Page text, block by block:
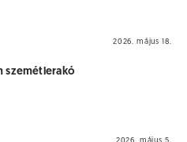
2026. május 18.
szemétlerakó